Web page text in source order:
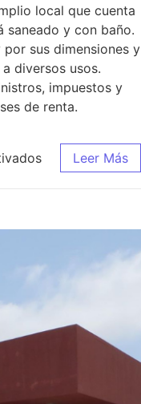
local que cuenta
saneado y con baño.
sus dimensiones y
diversos usos.
impuestos y
de renta.
Leer Más